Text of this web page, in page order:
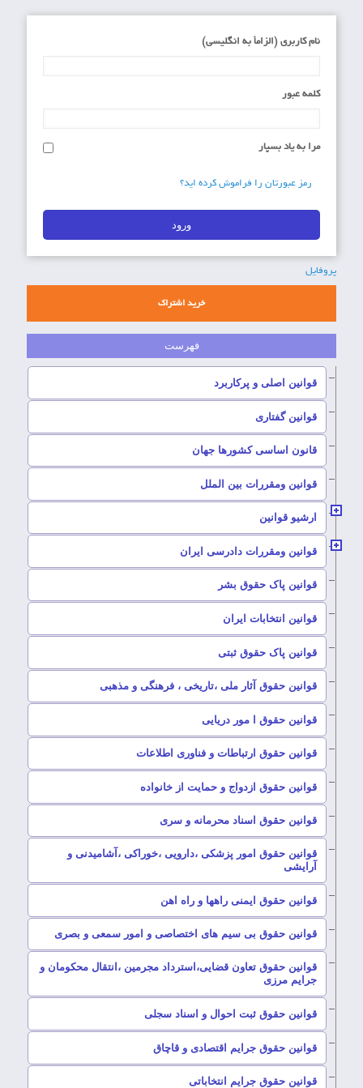
نام کاربری (الزاماَ به انگلیسی)
کلمه عبور
مرا به یاد بسپار
رمز عبورتان را فراموش کرده اید؟
پروفایل
خرید اشتراک
قوانین اصلی و پرکاربرد
قوانین گفتاری
قانون اساسی کشورها جهان
قوانین ومقررات بین الملل
ارشیو قوانین
قوانین ومقررات دادرسی ایران
قوانین پاک حقوق بشر
قوانین انتخابات ایران
قوانین پاک حقوق ثبتی
قوانین حقوق آثار ملی ،تاریخی ، فرهنگی و مذهبی
قوانین حقوق ا مور دریایی
قوانین حقوق ارتباطات و فناوری اطلاعات
قوانین حقوق ازدواج و حمایت از خانواده
قوانین حقوق اسناد محرمانه و سری
قوانین حقوق امور پزشکی ،دارویی ،خوراکی ،آشامیدنی و
آرایشی
قوانین حقوق ایمنی راهها و راه اهن
قوانین حقوق بی سیم های اختصاصی و امور سمعی و بصری
قوانین حقوق تعاون قضایی،استرداد مجرمین ،انتقال محکومان و
جرایم مرزی
قوانین حقوق ثبت احوال و اسناد سجلی
قوانین حقوق جرایم اقتصادی و قاچاق
قوانین حقوق جرایم انتخاباتی